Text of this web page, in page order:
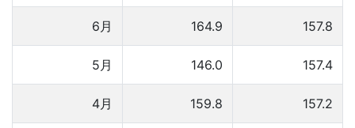
6月 164.9 157.8
5月 146.0 157.4
4月 159.8 157.2